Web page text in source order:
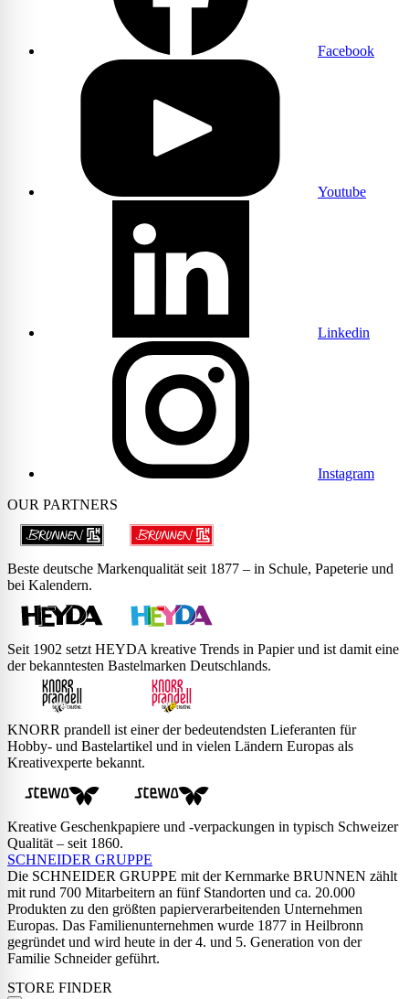
Facebook
Youtube
Linkedin
Instagram
OUR PARTNERS
Beste deutsche Markenqualität seit 1877 – in Schule, Papeterie und
bei Kalendern.
Seit 1902 setzt HEYDA kreative Trends in Papier und ist damit eine
der bekanntesten Bastelmarken Deutschlands.
KNORR prandell ist einer der bedeutendsten Lieferanten für
Hobby- und Bastelartikel und in vielen Ländern Europas als
Kreativexperte bekannt.
Kreative Geschenkpapiere und -verpackungen in typisch Schweizer
Qualität – seit 1860.
SCHNEIDER GRUPPE
Die SCHNEIDER GRUPPE mit der Kernmarke BRUNNEN zählt
mit rund 700 Mitarbeitern an fünf Standorten und ca. 20.000
Produkten zu den größten papierverarbeitenden Unternehmen
Europas. Das Familienunternehmen wurde 1877 in Heilbronn
gegründet und wird heute in der 4. und 5. Generation von der
Familie Schneider geführt.
STORE FINDER